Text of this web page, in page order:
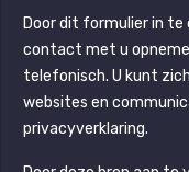
Door dit formulier in te
contact met u
telefonisch. U kunt
websites en
privacyverklaring.